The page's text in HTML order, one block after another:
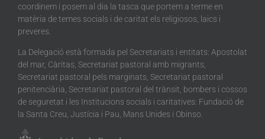
coordinem i posem al dia la tasca que portem a terme en
matèria de temes socials i de caritat els religiosos, laics i
preveres.
La Delegació està formada pel Secretariats i entitats: Apostolat
del mar, Càritas, Secretariat pastoral amb migrants,
Secretariat pastoral pels marginats, Secretariat pastoral
penitenciària, Secretariat pastoral del trànsit, bombers i cossos
de seguretat i les Institucions socials i caritatives: Fundació de
la Santa Creu, Justícia i Pau, Mans Unides i Obinso.